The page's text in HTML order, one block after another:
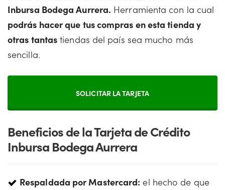
Inbursa Bodega Aurrera. Herramienta con la cual
podrás hacer que tus compras en esta tienda y
otras tantas tiendas del país sea mucho más
sencilla.
SOLICITAR LA TARJETA
Beneficios de la Tarjeta de Crédito
Inbursa Bodega Aurrera
Respaldada por Mastercard: el hecho de que